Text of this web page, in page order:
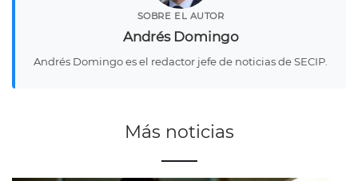
SOBRE EL AUTOR
Andrés Domingo
Andrés Domingo es el redactor jefe de noticias de SECIP.
Más noticias